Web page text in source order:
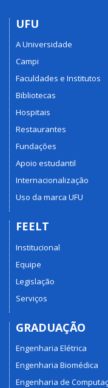
UFU
A Universidade
Campi
Faculdades e Institutos
Bibliotecas
Hospitais
Restaurantes
Fundações
Apoio estudantil
Internacionalização
Uso da marca UFU
FEELT
Institucional
Equipe
Legislação
Serviços
GRADUAÇÃO
Engenharia Elétrica
Engenharia Biomédica
Engenharia de